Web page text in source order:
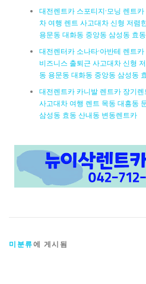
대전렌트카 스포티지·모닝 렌트
차 여행 렌트 사고대차 신형 저렴
용문동 대화동 중앙동 삼성동 효
대전렌터카 소나타·아반테 렌트
비즈니스 출퇴근 사고대차 신형
동 용문동 대화동 중앙동 삼성동
대전렌트카 카니발 렌트카 장기
사고대차 여행 렌트 목동 대흥동
삼성동 효동 산내동 변동렌트카
미분류에 게시됨